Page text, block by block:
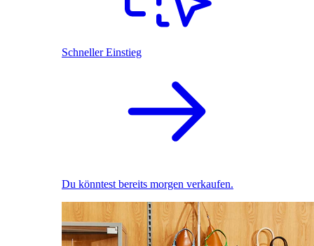
Schneller Einstieg
Du könntest bereits morgen verkaufen.